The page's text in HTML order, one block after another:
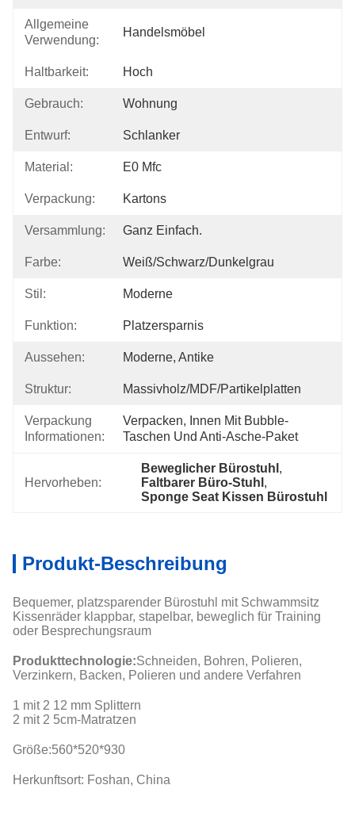
Allgemeine
Verwendung:
Handelsmöbel
Haltbarkeit: Hoch
Gebrauch: Wohnung
Entwurf: Schlanker
Material: E0 Mfc
Verpackung: Kartons
Versammlung: Ganz Einfach.
Farbe: Weiß/schwarz/dunkelgrau
Stil: Moderne
Funktion: Platzersparnis
Aussehen: Moderne, Antike
Struktur: Massivholz/MDF/Partikelplatten
Verpackung
Informationen:
Verpacken, Innen Mit Bubble-
Taschen Und Anti-Asche-Paket
Hervorheben:
Beweglicher Bürostuhl ,
Faltbarer Büro-Stuhl ,
Sponge Seat Kissen Bürostuhl
Produkt-Beschreibung
Bequemer, platzsparender Bürostuhl mit Schwammsitz
Kissenräder klappbar, stapelbar, beweglich für Training
oder Besprechungsraum
Produkttechnologie:Schneiden, Bohren, Polieren,
Verzinkern, Backen, Polieren und andere Verfahren
1 mit 2 12 mm Splittern
2 mit 2 5cm-Matratzen
Größe:560*520*930
Herkunftsort: Foshan, China